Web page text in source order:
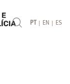
PT | EN | ES